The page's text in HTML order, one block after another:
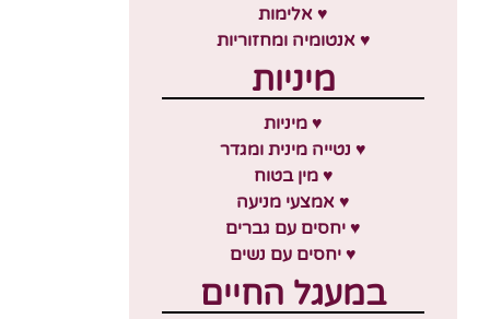
♥ אלימות
♥ אנטומיה ומחזוריות
מיניות
♥ מיניות
♥ נטייה מינית ומגדר
♥ מין בטוח
♥ אמצעי מניעה
♥ יחסים עם גברים
♥ יחסים עם נשים
במעגל החיים